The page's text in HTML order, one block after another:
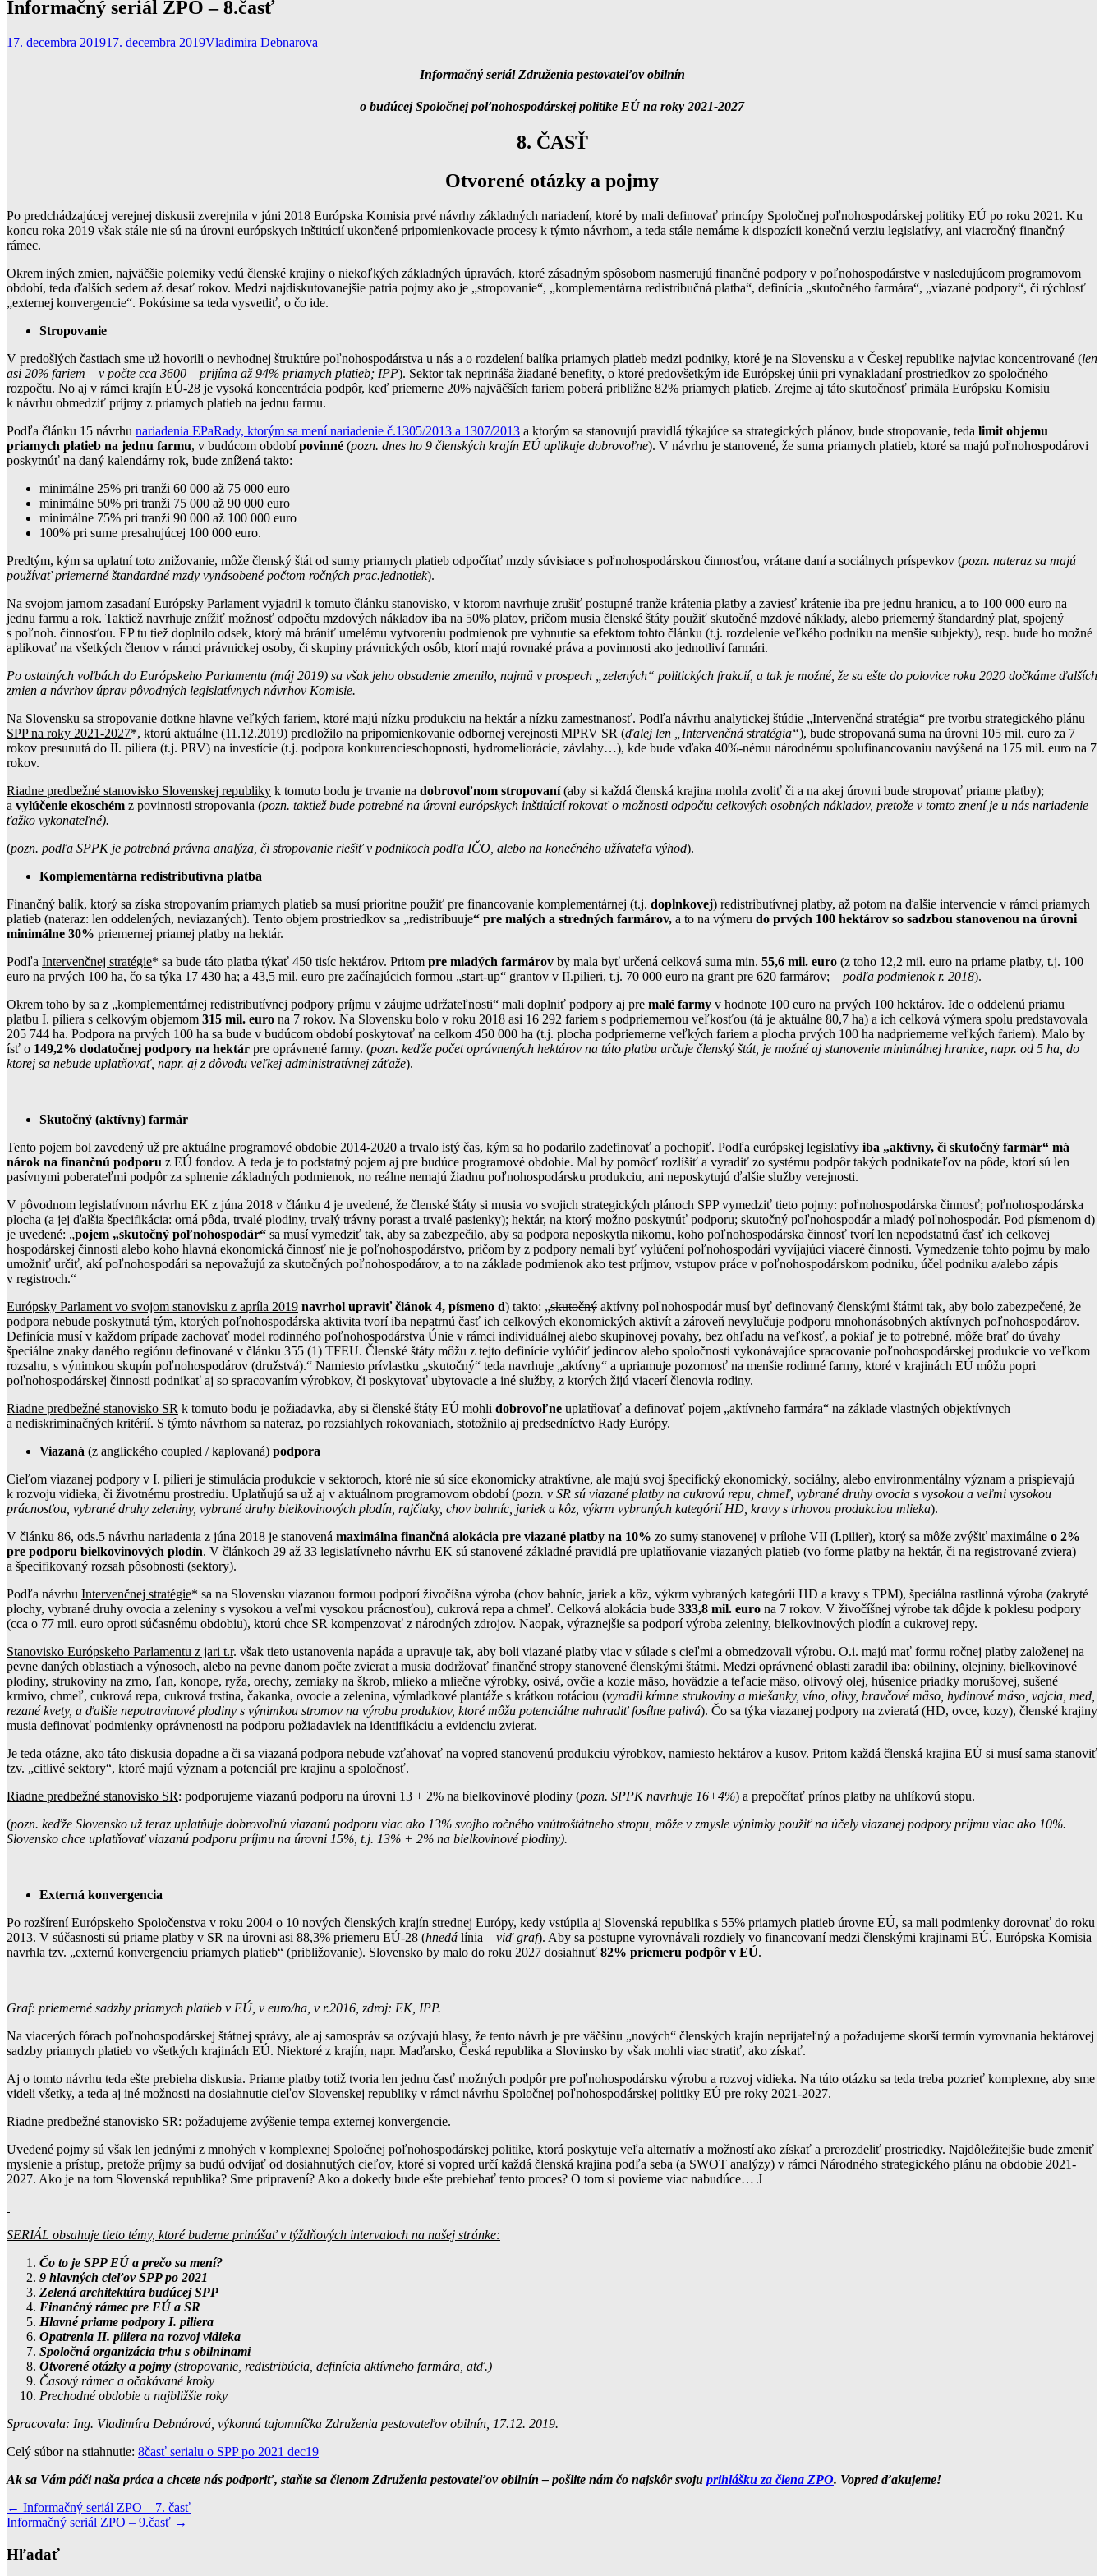
Informačný seriál ZPO – 8.časť
17. decembra 201917. decembra 2019Vladimira Debnarova
Informačný seriál Združenia pestovateľov obilnín
o budúcej Spoločnej poľnohospodárskej politike EÚ na roky 2021-2027
8. ČASŤ
Otvorené otázky a pojmy
Po predchádzajúcej verejnej diskusii zverejnila v júni 2018 Európska Komisia prvé návrhy základných nariadení, ktoré by mali definovať princípy Spoločnej poľnohospodárskej politiky EÚ po roku 2021. Ku
koncu roka 2019 však stále nie sú na úrovni európskych inštitúcií ukončené pripomienkovacie procesy k týmto návrhom, a teda stále nemáme k dispozícii konečnú verziu legislatívy, ani viacročný finančný
rámec.
Okrem iných zmien, najväčšie polemiky vedú členské krajiny o niekoľkých základných úpravách, ktoré zásadným spôsobom nasmerujú finančné podpory v poľnohospodárstve v nasledujúcom programovom
období, teda ďalších sedem až desať rokov. Medzi najdiskutovanejšie patria pojmy ako je „stropovanie“, „komplementárna redistribučná platba“, definícia „skutočného farmára“, „viazané podpory“, či rýchlosť
„externej konvergencie“. Pokúsime sa teda vysvetliť, o čo ide.
Stropovanie
V predošlých častiach sme už hovorili o nevhodnej štruktúre poľnohospodárstva u nás a o rozdelení balíka priamych platieb medzi podniky, ktoré je na Slovensku a v Českej republike najviac koncentrované (len
asi 20% fariem – v počte cca 3600 – prijíma až 94% priamych platieb; IPP). Sektor tak neprináša žiadané benefity, o ktoré predovšetkým ide Európskej únii pri vynakladaní prostriedkov zo spoločného
rozpočtu. No aj v rámci krajín EÚ-28 je vysoká koncentrácia podpôr, keď priemerne 20% najväčších fariem poberá približne 82% priamych platieb. Zrejme aj táto skutočnosť primäla Európsku Komisiu
k návrhu obmedziť príjmy z priamych platieb na jednu farmu.
Podľa článku 15 návrhu nariadenia EPaRady, ktorým sa mení nariadenie č.1305/2013 a 1307/2013 a ktorým sa stanovujú pravidlá týkajúce sa strategických plánov, bude stropovanie, teda limit objemu
priamych platieb na jednu farmu, v budúcom obdobípovinné (pozn. dnes ho 9 členských krajín EÚ aplikuje dobrovoľne). V návrhu je stanovené, že suma priamych platieb, ktoré sa majú poľnohospodárovi
poskytnúť na daný kalendárny rok, bude znížená takto:
minimálne 25% pri tranži 60 000 až 75 000 euro
minimálne 50% pri tranži 75 000 až 90 000 euro
minimálne 75% pri tranži 90 000 až 100 000 euro
100% pri sume presahujúcej 100 000 euro.
Predtým, kým sa uplatní toto znižovanie, môže členský štát od sumy priamych platieb odpočítať mzdy súvisiace s poľnohospodárskou činnosťou, vrátane daní a sociálnych príspevkov (pozn. nateraz sa majú
používať priemerné štandardné mzdy vynásobené počtom ročných prac.jednotiek).
Na svojom jarnom zasadaníEurópsky Parlament vyjadril k tomuto článku stanovisko, v ktorom navrhuje zrušiť postupné tranže krátenia platby a zaviesť krátenie iba pre jednu hranicu, a to 100 000 euro na
jednu farmu a rok. Taktiež navrhuje znížiť možnosť odpočtu mzdových nákladov iba na 50% platov, pričom musia členské štáty použiť skutočné mzdové náklady, alebo priemerný štandardný plat, spojený
s poľnoh. činnosťou. EP tu tiež doplnilo odsek, ktorý má brániť umelému vytvoreniu podmienok pre vyhnutie sa efektom tohto článku (t.j. rozdelenie veľkého podniku na menšie subjekty), resp. bude ho možné
aplikovať na všetkých členov v rámci právnickej osoby, či skupiny právnických osôb, ktorí majú rovnaké práva a povinnosti ako jednotliví farmári.
Po ostatných voľbách do Európskeho Parlamentu (máj 2019) sa však jeho obsadenie zmenilo, najmä v prospech „zelených“ politických frakcií, a tak je možné, že sa ešte do polovice roku 2020 dočkáme ďalších
zmien a návrhov úprav pôvodných legislatívnych návrhov Komisie.
Na Slovensku sa stropovanie dotkne hlavne veľkých fariem, ktoré majú nízku produkciu na hektár a nízku zamestnanosť. Podľa návrhu analytickej štúdie „Intervenčná stratégia“ pre tvorbu strategického plánu
SPP na roky 2021-2027*, ktorú aktuálne (11.12.2019) predložilo na pripomienkovanie odbornej verejnosti MPRV SR (ďalej len „Intervenčná stratégia“), bude stropovaná suma na úrovni 105 mil. euro za 7
rokov presunutá do II. piliera (t.j. PRV) na investície (t.j. podpora konkurencieschopnosti, hydromeliorácie, závlahy…), kde bude vďaka 40%-nému národnému spolufinancovaniu navýšená na 175 mil. euro na 7
rokov.
Riadne predbežné stanovisko Slovenskej republiky k tomuto bodu je trvanie na dobrovoľnom stropovaní(aby si každá členská krajina mohla zvoliť či a na akej úrovni bude stropovať priame platby);
a vylúčenie ekoschém z povinnosti stropovania (pozn. taktiež bude potrebné na úrovni európskych inštitúcií rokovať o možnosti odpočtu celkových osobných nákladov, pretože v tomto znení je u nás nariadenie
ťažko vykonateľné).
(pozn. podľa SPPK je potrebná právna analýza, či stropovanie riešiť v podnikoch podľa IČO, alebo na konečného užívateľa výhod).
Komplementárna redistributívna platba
Finančný balík, ktorý sa získa stropovaním priamych platieb sa musí prioritne použiť pre financovanie komplementárnej (t.j. doplnkovej) redistributívnej platby, až potom na ďalšie intervencie v rámci priamych
platieb (nateraz: len oddelených, neviazaných). Tento objem prostriedkov sa „redistribuuje“ pre malých a stredných farmárov, a to na výmeru do prvých 100 hektárov so sadzbou stanovenou na úrovni
minimálne 30% priemernej priamej platby na hektár.
Podľa Intervenčnej stratégie* sa bude táto platba týkať 450 tisíc hektárov. Pritom pre mladých farmárov by mala byť určená celková suma min. 55,6 mil. euro (z toho 12,2 mil. euro na priame platby, t.j. 100
euro na prvých 100 ha, čo sa týka 17 430 ha; a 43,5 mil. euro pre začínajúcich formou „start-up“ grantov v II.pilieri, t.j. 70 000 euro na grant pre 620 farmárov; – podľa podmienok r. 2018).
Okrem toho by sa z „komplementárnej redistributívnej podpory príjmu v záujme udržateľnosti“ mali doplniť podpory aj pre malé farmy v hodnote 100 euro na prvých 100 hektárov. Ide o oddelenú priamu
platbu I. piliera s celkovým objemom 315 mil. euro na 7 rokov. Na Slovensku bolo v roku 2018 asi 16 292 fariem s podpriemernou veľkosťou (tá je aktuálne 80,7 ha) a ich celková výmera spolu predstavovala
205 744 ha. Podpora na prvých 100 ha sa bude v budúcom období poskytovať na celkom 450 000 ha (t.j. plocha podpriemerne veľkých fariem a plocha prvých 100 ha nadpriemerne veľkých fariem). Malo by
ísť o 149,2% dodatočnej podpory na hektár pre oprávnené farmy. (pozn. keďže počet oprávnených hektárov na túto platbu určuje členský štát, je možné aj stanovenie minimálnej hranice, napr. od 5 ha, do
ktorej sa nebude uplatňovať, napr. aj z dôvodu veľkej administratívnej záťaže).
Skutočný (aktívny) farmár
Tento pojem bol zavedený už pre aktuálne programové obdobie 2014-2020 a trvalo istý čas, kým sa ho podarilo zadefinovať a pochopiť. Podľa európskej legislatívy iba „aktívny, či skutočný farmár“ má
nárok na finančnú podporu z EÚ fondov. A teda je to podstatný pojem aj pre budúce programové obdobie. Mal by pomôcť rozlíšiť a vyradiť zo systému podpôr takých podnikateľov na pôde, ktorí sú len
pasívnymi poberateľmi podpôr za splnenie základných podmienok, no reálne nemajú žiadnu poľnohospodársku produkciu, ani neposkytujú ďalšie služby verejnosti.
V pôvodnom legislatívnom návrhu EK z júna 2018 v článku 4 je uvedené, že členské štáty si musia vo svojich strategických plánoch SPP vymedziť tieto pojmy: poľnohospodárska činnosť; poľnohospodárska
plocha (a jej ďalšia špecifikácia: orná pôda, trvalé plodiny, trvalý trávny porast a trvalé pasienky); hektár, na ktorý možno poskytnúť podporu; skutočný poľnohospodár a mladý poľnohospodár. Pod písmenom d)
je uvedené: „pojem „skutočný poľnohospodár“ sa musí vymedziť tak, aby sa zabezpečilo, aby sa podpora neposkytla nikomu, koho poľnohospodárska činnosť tvorí len nepodstatnú časť ich celkovej
hospodárskej činnosti alebo koho hlavná ekonomická činnosť nie je poľnohospodárstvo, pričom by z podpory nemali byť vylúčení poľnohospodári vyvíjajúci viaceré činnosti. Vymedzenie tohto pojmu by malo
umožniť určiť, akí poľnohospodári sa nepovažujú za skutočných poľnohospodárov, a to na základe podmienok ako test príjmov, vstupov práce v poľnohospodárskom podniku, účel podniku a/alebo zápis
v registroch.“
Európsky Parlament vo svojom stanovisku z apríla 2019 navrhol upraviť článok 4, písmeno d) takto: „skutočný aktívny poľnohospodár musí byť definovaný členskými štátmi tak, aby bolo zabezpečené, že
podpora nebude poskytnutá tým, ktorých poľnohospodárska aktivita tvorí iba nepatrnú časť ich celkových ekonomických aktivít a zároveň nevylučuje podporu mnohonásobných aktívnych poľnohospodárov.
Definícia musí v každom prípade zachovať model rodinného poľnohospodárstva Únie v rámci individuálnej alebo skupinovej povahy, bez ohľadu na veľkosť, a pokiaľ je to potrebné, môže brať do úvahy
špeciálne znaky daného regiónu definované v článku 355 (1) TFEU. Členské štáty môžu z tejto definície vylúčiť jedincov alebo spoločnosti vykonávajúce spracovanie poľnohospodárskej produkcie vo veľkom
rozsahu, s výnimkou skupín poľnohospodárov (družstvá).“ Namiesto prívlastku „skutočný“ teda navrhuje „aktívny“ a upriamuje pozornosť na menšie rodinné farmy, ktoré v krajinách EÚ môžu popri
poľnohospodárskej činnosti podnikať aj so spracovaním výrobkov, či poskytovať ubytovacie a iné služby, z ktorých žijú viacerí členovia rodiny.
Riadne predbežné stanovisko SR k tomuto bodu je požiadavka, aby si členské štáty EÚ mohli dobrovoľne uplatňovať a definovať pojem „aktívneho farmára“ na základe vlastných objektívnych
a nediskriminačných kritérií. S týmto návrhom sa nateraz, po rozsiahlych rokovaniach, stotožnilo aj predsedníctvo Rady Európy.
Viazaná (z anglického coupled / kaplovaná) podpora
Cieľom viazanej podpory v I. pilieri je stimulácia produkcie v sektoroch, ktoré nie sú síce ekonomicky atraktívne, ale majú svoj špecifický ekonomický, sociálny, alebo environmentálny význam a prispievajú
k rozvoju vidieka, či životnému prostrediu. Uplatňujú sa už aj v aktuálnom programovom období (pozn. v SR sú viazané platby na cukrovú repu, chmeľ, vybrané druhy ovocia s vysokou a veľmi vysokou
prácnosťou, vybrané druhy zeleniny, vybrané druhy bielkovinových plodín, rajčiaky, chov bahníc, jariek a kôz, výkrm vybraných kategórií HD, kravy s trhovou produkciou mlieka).
V článku 86, ods.5 návrhu nariadenia z júna 2018 je stanovená maximálna finančná alokácia pre viazané platby na 10% zo sumy stanovenej v prílohe VII (I.pilier), ktorý sa môže zvýšiť maximálne o 2%
pre podporu bielkovinových plodín. V článkoch 29 až 33 legislatívneho návrhu EK sú stanovené základné pravidlá pre uplatňovanie viazaných platieb (vo forme platby na hektár, či na registrované zviera)
a špecifikovaný rozsah pôsobnosti (sektory).
Podľa návrhu Intervenčnej stratégie* sa na Slovensku viazanou formou podporí živočíšna výroba (chov bahníc, jariek a kôz, výkrm vybraných kategórií HD a kravy s TPM), špeciálna rastlinná výroba (zakryté
plochy, vybrané druhy ovocia a zeleniny s vysokou a veľmi vysokou prácnosťou), cukrová repa a chmeľ. Celková alokácia bude 333,8 mil. euro na 7 rokov. V živočíšnej výrobe tak dôjde k poklesu podpory
(cca o 77 mil. euro oproti súčasnému obdobiu), ktorú chce SR kompenzovať z národných zdrojov. Naopak, výraznejšie sa podporí výroba zeleniny, bielkovinových plodín a cukrovej repy.
Stanovisko Európskeho Parlamentu z jari t.r. však tieto ustanovenia napáda a upravuje tak, aby boli viazané platby viac v súlade s cieľmi a obmedzovali výrobu. O.i. majú mať formu ročnej platby založenej na
pevne daných oblastiach a výnosoch, alebo na pevne danom počte zvierat a musia dodržovať finančné stropy stanovené členskými štátmi. Medzi oprávnené oblasti zaradil iba: obilniny, olejniny, bielkovinové
plodiny, strukoviny na zrno, ľan, konope, ryža, orechy, zemiaky na škrob, mlieko a mliečne výrobky, osivá, ovčie a kozie mäso, hovädzie a teľacie mäso, olivový olej, húsenice priadky morušovej, sušené
krmivo, chmeľ, cukrová repa, cukrová trstina, čakanka, ovocie a zelenina, výmladkové plantáže s krátkou rotáciou (vyradil kŕmne strukoviny a miešanky, víno, olivy, bravčové mäso, hydinové mäso, vajcia, med,
rezané kvety, a ďalšie nepotravinové plodiny s výnimkou stromov na výrobu produktov, ktoré môžu potenciálne nahradiť fosílne palivá). Čo sa týka viazanej podpory na zvieratá (HD, ovce, kozy), členské krajiny
musia definovať podmienky oprávnenosti na podporu požiadaviek na identifikáciu a evidenciu zvierat.
Je teda otázne, ako táto diskusia dopadne a či sa viazaná podpora nebude vzťahovať na vopred stanovenú produkciu výrobkov, namiesto hektárov a kusov. Pritom každá členská krajina EÚ si musí sama stanoviť
tzv. „citlivé sektory“, ktoré majú význam a potenciál pre krajinu a spoločnosť.
Riadne predbežné stanovisko SR: podporujeme viazanú podporu na úrovni 13 + 2% na bielkovinové plodiny (pozn. SPPK navrhuje 16+4%) a prepočítať prínos platby na uhlíkovú stopu.
(pozn. keďže Slovensko už teraz uplatňuje dobrovoľnú viazanú podporu viac ako 13% svojho ročného vnútroštátneho stropu, môže v zmysle výnimky použiť na účely viazanej podpory príjmu viac ako 10%.
Slovensko chce uplatňovať viazanú podporu príjmu na úrovni 15%, t.j. 13% + 2% na bielkovinové plodiny).
Externá konvergencia
Po rozšírení Európskeho Spoločenstva v roku 2004 o 10 nových členských krajín strednej Európy, kedy vstúpila aj Slovenská republika s 55% priamych platieb úrovne EÚ, sa mali podmienky dorovnať do roku
2013. V súčasnosti sú priame platby v SR na úrovni asi 88,3% priemeru EÚ-28 (hnedá línia – viď graf). Aby sa postupne vyrovnávali rozdiely vo financovaní medzi členskými krajinami EÚ, Európska Komisia
navrhla tzv. „externú konvergenciu priamych platieb“ (približovanie). Slovensko by malo do roku 2027 dosiahnuť 82% priemeru podpôr v EÚ.
Graf: priemerné sadzby priamych platieb v EÚ, v euro/ha, v r.2016, zdroj: EK, IPP.
Na viacerých fórach poľnohospodárskej štátnej správy, ale aj samospráv sa ozývajú hlasy, že tento návrh je pre väčšinu „nových“ členských krajín neprijateľný a požadujeme skorší termín vyrovnania hektárovej
sadzby priamych platieb vo všetkých krajinách EÚ. Niektoré z krajín, napr. Maďarsko, Česká republika a Slovinsko by však mohli viac stratiť, ako získať.
Aj o tomto návrhu teda ešte prebieha diskusia. Priame platby totiž tvoria len jednu časť možných podpôr pre poľnohospodársku výrobu a rozvoj vidieka. Na túto otázku sa teda treba pozrieť komplexne, aby sme
videli všetky, a teda aj iné možnosti na dosiahnutie cieľov Slovenskej republiky v rámci návrhu Spoločnej poľnohospodárskej politiky EÚ pre roky 2021-2027.
Riadne predbežné stanovisko SR: požadujeme zvýšenie tempa externej konvergencie.
Uvedené pojmy sú však len jednými z mnohých v komplexnej Spoločnej poľnohospodárskej politike, ktorá poskytuje veľa alternatív a možností ako získať a prerozdeliť prostriedky. Najdôležitejšie bude zmeniť
myslenie a prístup, pretože príjmy sa budú odvíjať od dosiahnutých cieľov, ktoré si vopred určí každá členská krajina podľa seba (a SWOT analýzy) v rámci Národného strategického plánu na obdobie 2021-
2027. Ako je na tom Slovenská republika? Sme pripravení? Ako a dokedy bude ešte prebiehať tento proces? O tom si povieme viac nabudúce… J
SERIÁL obsahuje tieto témy, ktoré budeme prinášať v týždňových intervaloch na našej stránke:
Čo to je SPP EÚ a prečo sa mení?
9 hlavných cieľov SPP po 2021
Zelená architektúra budúcej SPP
Finančný rámec pre EÚ a SR
Hlavné priame podpory I. piliera
Opatrenia II. piliera na rozvoj vidieka
Spoločná organizácia trhu s obilninami
Otvorené otázky a pojmy (stropovanie, redistribúcia, definícia aktívneho farmára, atď.)
Časový rámec a očakávané kroky
Prechodné obdobie a najbližšie roky
Spracovala: Ing. Vladimíra Debnárová, výkonná tajomníčka Združenia pestovateľov obilnín, 17.12. 2019.
Celý súbor na stiahnutie: 8časť serialu o SPP po 2021 dec19
Ak sa Vám páči naša práca a chcete nás podporiť, staňte sa členom Združenia pestovateľov obilnín – pošlite nám čo najskôr svoju prihlášku za člena ZPO. Vopred ďakujeme!
Post
navigation
← Informačný seriál ZPO – 7. časť
Informačný seriál ZPO – 9.časť →
Hľadať